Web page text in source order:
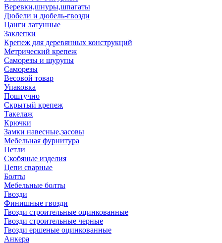
Веревки,шнуры,шпагаты
Дюбели и дюбель-гвозди
Цанги латунные
Заклепки
Крепеж для деревянных конструкций
Метрический крепеж
Саморезы и шурупы
Саморезы
Весовой товар
Упаковка
Поштучно
Скрытый крепеж
Такелаж
Крючки
Замки навесные,засовы
Мебельная фурнитура
Петли
Скобяные изделия
Цепи сварные
Болты
Мебельные болты
Гвозди
Финишные гвозди
Гвозди строительные оцинкованные
Гвозди строительные черные
Гвозди ершеные оцинкованные
Анкера